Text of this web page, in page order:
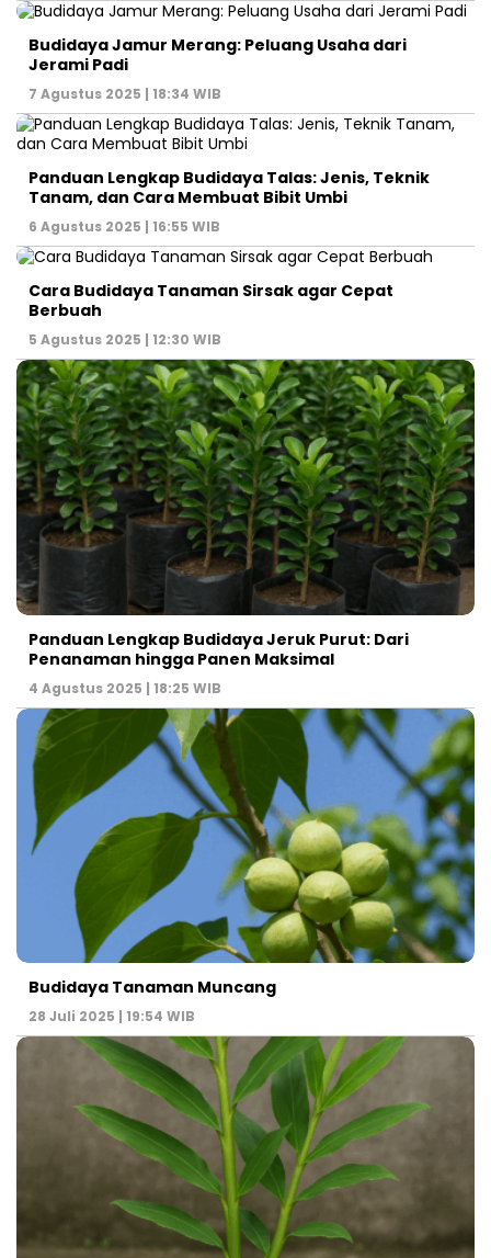
Budidaya Jamur Merang: Peluang Usaha dari
Jerami Padi
7 Agustus 2025 | 18:34 WIB
Panduan Lengkap Budidaya Talas: Jenis, Teknik
Tanam, dan Cara Membuat Bibit Umbi
6 Agustus 2025 | 16:55 WIB
Cara Budidaya Tanaman Sirsak agar Cepat
Berbuah
5 Agustus 2025 | 12:30 WIB
Panduan Lengkap Budidaya Jeruk Purut: Dari
Penanaman hingga Panen Maksimal
4 Agustus 2025 | 18:25 WIB
Budidaya Tanaman Muncang
28 Juli 2025 | 19:54 WIB